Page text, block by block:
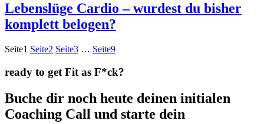
Lebenslüge Cardio – wurdest du bisher
komplett belogen?
Seite1 Seite2 Seite3 … Seite9
ready to get Fit as F*ck?
Buche dir noch heute deinen initialen
Coaching Call und starte dein